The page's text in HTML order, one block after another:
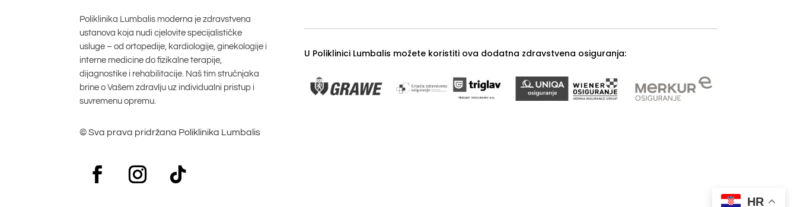
Poliklinika Lumbalis moderna je zdravstvena
ustanova koja nudi cjelovite specijalističke
usluge – od ortopedije, kardiologije, ginekologije i
interne medicine do fizikalne terapije,
dijagnostike i rehabilitacije. Naš tim stručnjaka
brine o Vašem zdravlju uz individualni pristup i
suvremenu opremu.
© Sva prava pridržana Poliklinika Lumbalis
U Poliklinici Lumbalis možete koristiti ova dodatna zdravstvena osiguranja:
HR